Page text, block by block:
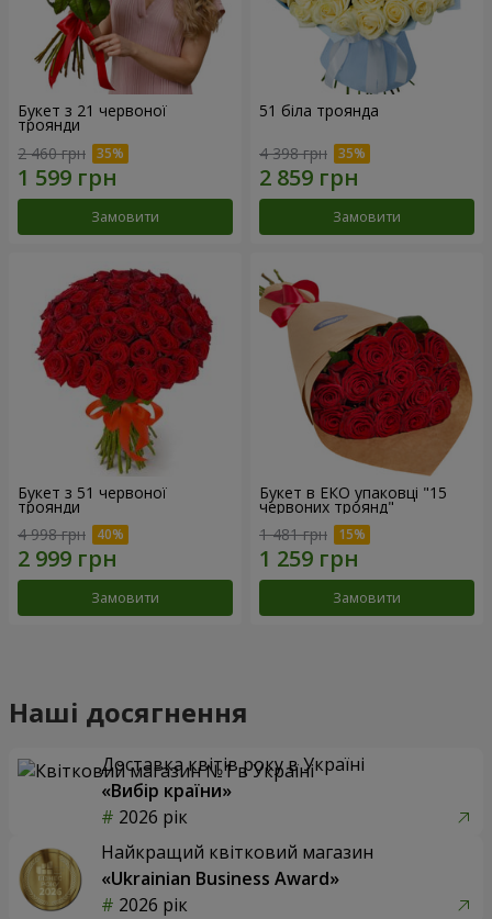
Букет з 21 червоної
троянди
2 460 грн
Замовити
51 біла троянда
4 398 грн
Замовити
Букет з 51 червоної
троянди
4 998 грн
Замовити
Букет в ЕКО упаковці "15
червоних троянд"
1 481 грн
Замовити
Наші досягнення
Доставка квітів року в Україні
«Вибір країни»
2026 рік
Найкращий квітковий магазин
«Ukrainian Business Award»
2026 рік